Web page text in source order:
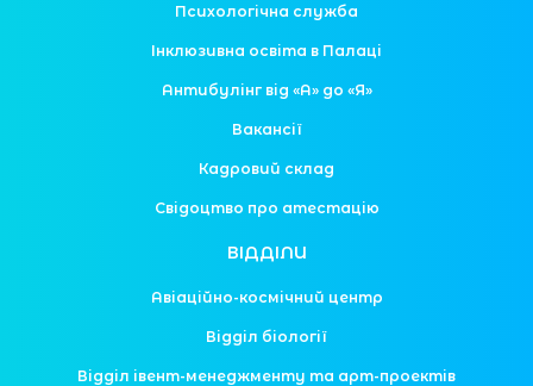
Психологічна служба
Інклюзивна освіта в Палаці
Антибулінг від «А» до «Я»
Вакансії
Кадровий склад
Свідоцтво про атестацію
ВІДДІЛИ
Авіаційно-космічний центр
Відділ біології
Відділ івент-менеджменту та арт-проектів